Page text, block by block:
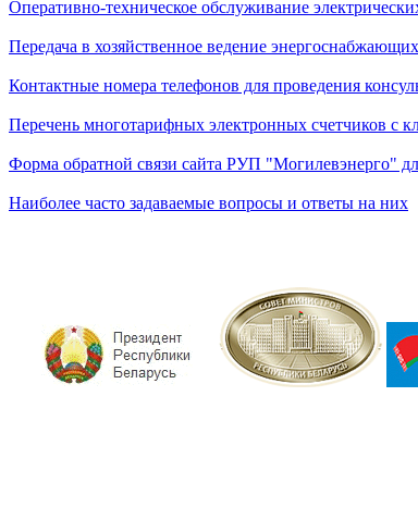
Оперативно-техническое обслуживание
Передача в хозяйственное ведение
Контактные номера телефонов для проведения
Перечень многотарифных электронных счетчиков с
Форма обратной связи сайта РУП "Могилевэнерго"
Наиболее часто задаваемые вопросы и ответы на них